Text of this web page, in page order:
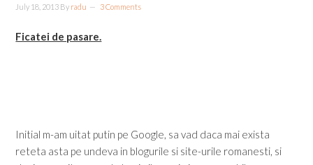
July 18, 2013 By radu 3 Comments
Ficatei de pasare.
Initial m-am uitat putin pe Google, sa vad daca mai exista
reteta asta pe undeva in blogurile si site-urile romanesti, si